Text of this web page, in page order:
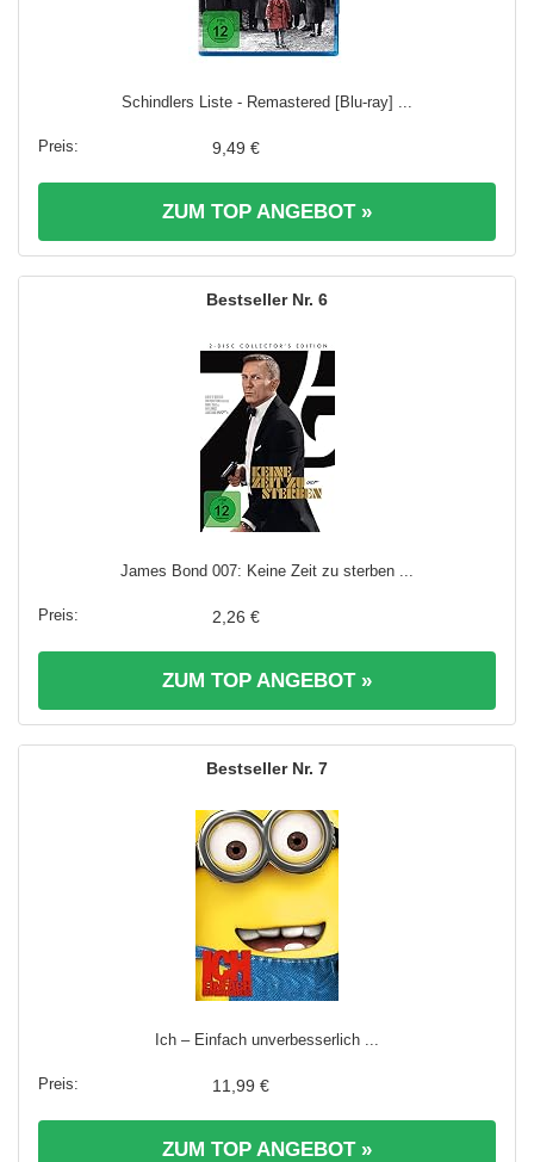
Schindlers Liste - Remastered [Blu-ray] ...
9,49 €
ZUM TOP ANGEBOT »
6
James Bond 007: Keine Zeit zu sterben ...
2,26 €
ZUM TOP ANGEBOT »
7
Ich – Einfach unverbesserlich ...
11,99 €
ZUM TOP ANGEBOT »